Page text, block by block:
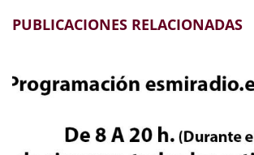
PUBLICACIONES RELACIONADAS